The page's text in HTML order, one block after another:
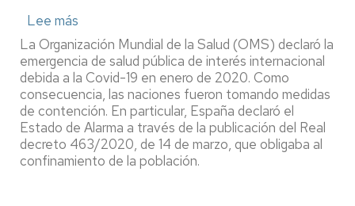
Lee más
Universidades
y
comunicación:
papel
de
Twitter
durante
el
inicio
de
La Organización Mundial de la Salud (OMS) declaró la
emergencia de salud pública de interés internacional
debida a la Covid-19 en enero de 2020. Como
consecuencia, las naciones fueron tomando medidas
de contención. En particular, España declaró el
Estado de Alarma a través de la publicación del Real
decreto 463/2020, de 14 de marzo, que obligaba al
confinamiento de la población.